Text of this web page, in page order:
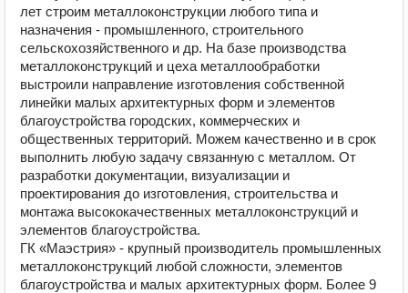
лет строим металлоконструкции любого типа и
назначения - промышленного, строительного
сельскохозяйственного и др. На базе производства
металлоконструкций и цеха металлообработки
выстроили направление изготовления собственной
линейки малых архитектурных форм и элементов
благоустройства городских, коммерческих и
общественных территорий. Можем качественно и в срок
выполнить любую задачу связанную с металлом. От
разработки документации, визуализации и
проектирования до изготовления, строительства и
монтажа высококачественных металлоконструкций и
элементов благоустройства.
ГК «Маэстрия» - крупный производитель промышленных
металлоконструкций любой сложности, элементов
благоустройства и малых архитектурных форм. Более 9